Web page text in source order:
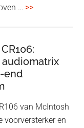
… >>overDutch
–
4
end
van McIntosh
voorversterker en